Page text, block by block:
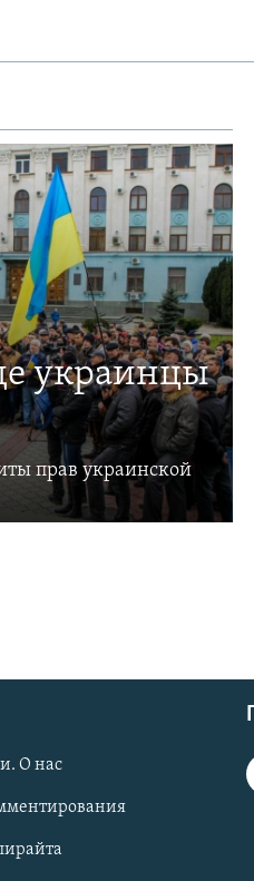
украинцы
прав украинской
О нас